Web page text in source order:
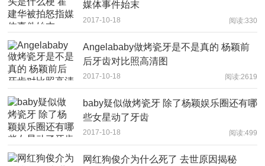
媒体事件始末
2017-10-18 阅读:330
Angelababy做烤瓷牙是不是真的 杨颖前
后牙齿对比照高清图
2017-10-18 阅读:2619
baby疑似做烤瓷牙 除了杨颖娱乐圈还有哪
些女星动了牙齿
2017-10-18 阅读:499
网红狗俊介为什么死了 去世原因揭秘